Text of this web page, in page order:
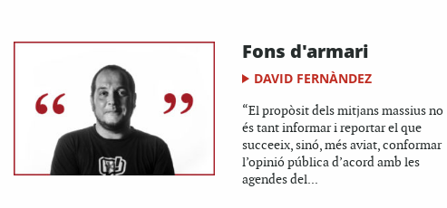
Fons d'armari
DAVID FERNÀNDEZ
“El propòsit dels mitjans massius no
és tant informar i reportar el que
succeeix, sinó, més aviat, conformar
l’opinió pública d’acord amb les
agendes del...